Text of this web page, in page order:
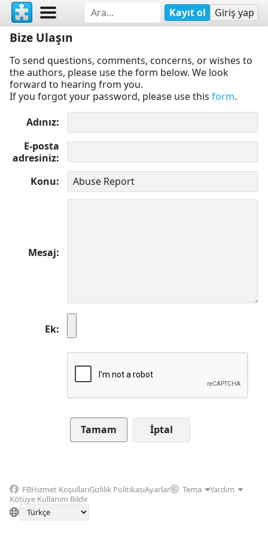
Kayıt ol Giriş yap
Bize Ulaşın
To send questions, comments, concerns, or wishes to
the authors, please use the form below. We look
forward to hearing from you.
If you forgot your password, please use this form.
Adınız
E-posta
adresiniz
Konu
Mesaj
Ek
İptal
FBHizmet KoşullarıGizlilik PolitikasıAyarlar Tema
Yardım
Kötüye Kullanım Bildir